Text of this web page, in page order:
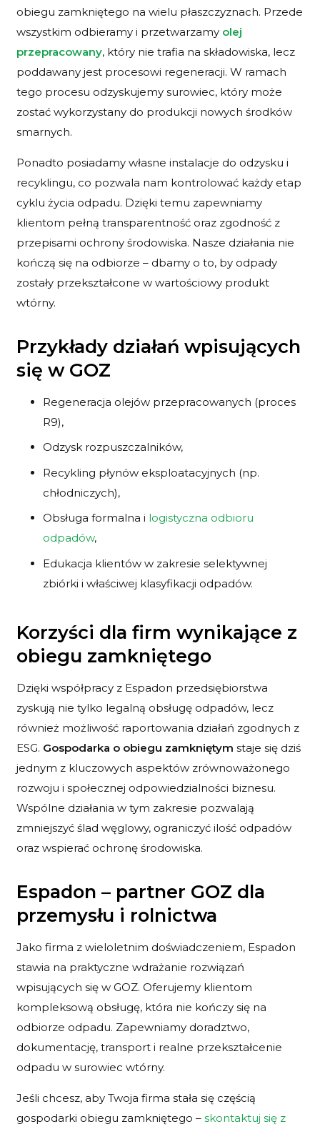
obiegu zamkniętego na wielu płaszczyznach. Przede
wszystkim odbieramy i przetwarzamy olej
przepracowany, który nie trafia na składowiska, lecz
poddawany jest procesowi regeneracji. W ramach
tego procesu odzyskujemy surowiec, który może
zostać wykorzystany do produkcji nowych środków
smarnych.
Ponadto posiadamy własne instalacje do odzysku i
recyklingu, co pozwala nam kontrolować każdy etap
cyklu życia odpadu. Dzięki temu zapewniamy
klientom pełną transparentność oraz zgodność z
przepisami ochrony środowiska. Nasze działania nie
kończą się na odbiorze – dbamy o to, by odpady
zostały przekształcone w wartościowy produkt
wtórny.
Przykłady działań wpisujących
się w GOZ
Regeneracja olejów przepracowanych (proces
R9),
Odzysk rozpuszczalników,
Recykling płynów eksploatacyjnych (np.
chłodniczych),
Obsługa formalna i logistyczna odbioru
odpadów,
Edukacja klientów w zakresie selektywnej
zbiórki i właściwej klasyfikacji odpadów.
Korzyści dla firm wynikające z
obiegu zamkniętego
Dzięki współpracy z Espadon przedsiębiorstwa
zyskują nie tylko legalną obsługę odpadów, lecz
również możliwość raportowania działań zgodnych z
ESG. Gospodarka o obiegu zamkniętym staje się dziś
jednym z kluczowych aspektów zrównoważonego
rozwoju i społecznej odpowiedzialności biznesu.
Wspólne działania w tym zakresie pozwalają
zmniejszyć ślad węglowy, ograniczyć ilość odpadów
oraz wspierać ochronę środowiska.
Espadon – partner GOZ dla
przemysłu i rolnictwa
Jako firma z wieloletnim doświadczeniem, Espadon
stawia na praktyczne wdrażanie rozwiązań
wpisujących się w GOZ. Oferujemy klientom
kompleksową obsługę, która nie kończy się na
odbiorze odpadu. Zapewniamy doradztwo,
dokumentację, transport i realne przekształcenie
odpadu w surowiec wtórny.
Jeśli chcesz, aby Twoja firma stała się częścią
gospodarki obiegu zamkniętego – skontaktuj się z